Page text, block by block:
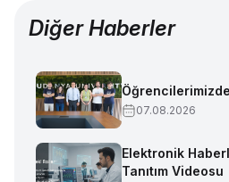
Diğer Haberler
07.08.2026
Elektronik
Tanıtım Videosu